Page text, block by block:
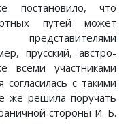
постановило, что
путей может
прусский, австро-
участниками
согласилась с такими
же решила поручать
стороны И. Б.